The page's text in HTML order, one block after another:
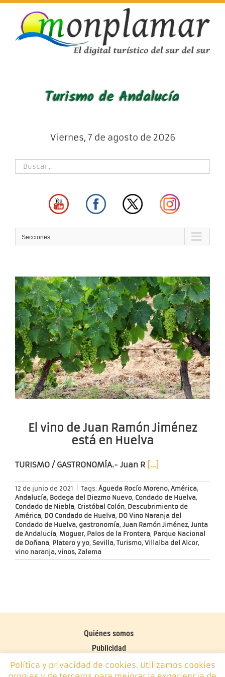
Skip
content
Viernes, 7 de agosto de 2026
Secciones
El vino de Juan Ramón Jiménez
está en Huelva
TURISMO / GASTRONOMÍA.- Juan R […]
12 de junio de 2021 Tags: Águeda Rocío Moreno, América,
Andalucía, Bodega del Diezmo Nuevo, Condado de Huelva,
Condado de Niebla, Cristóbal Colón, Descubrimiento de
América, DO Condado de Huelva, DO Vino Naranja del
Condado de Huelva, gastronomía, Juan Ramón Jiménez, Junta
de Andalucía, Moguer, Palos de la Frontera, Parque Nacional
de Doñana, Platero y yo, Sevilla, Turismo, Villalba del Alcor,
vino naranja, vinos, Zalema
Quiénes somos
Publicidad
Contacto
Política y privacidad de cookies. Utilizamos cookies